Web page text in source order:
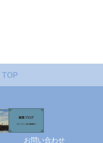
TOP
お問い合わせ